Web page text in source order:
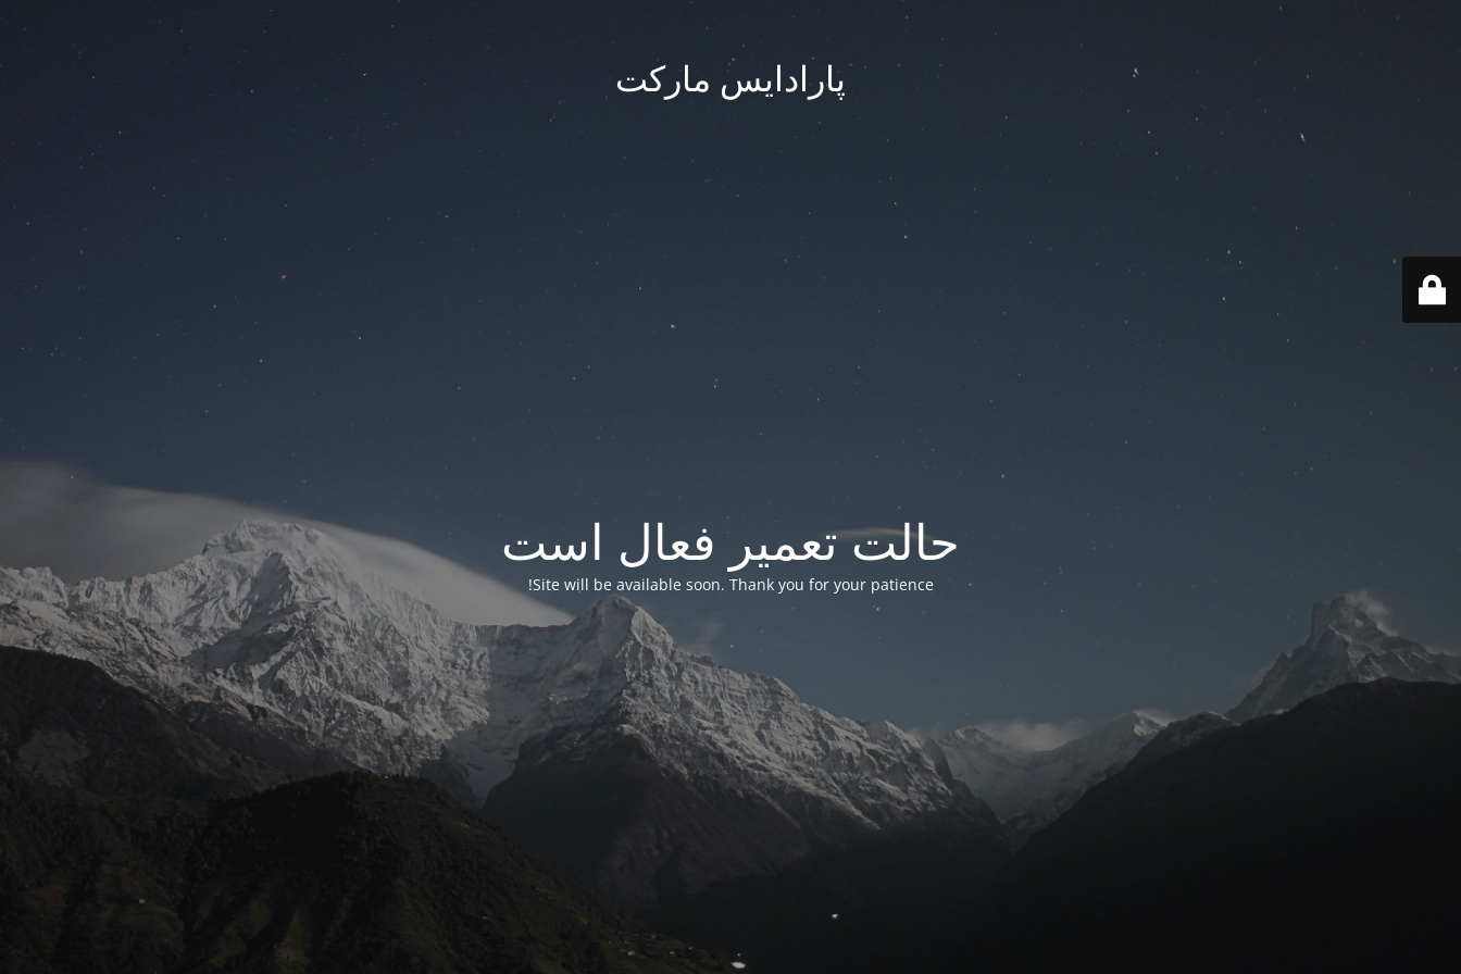
پارادایس مارکت
حالت تعمیر فعال است
Site will be available soon. Thank you for your patience!